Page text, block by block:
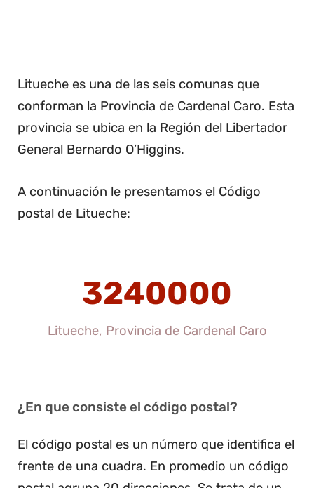
Litueche es una de las seis comunas que
conforman la Provincia de Cardenal Caro. Esta
provincia se ubica en la Región del Libertador
General Bernardo O’Higgins.
A continuación le presentamos el Código
postal de Litueche:
3240000
Litueche, Provincia de Cardenal Caro
¿En que consiste el código postal?
El código postal es un número que identifica el
frente de una cuadra. En promedio un código